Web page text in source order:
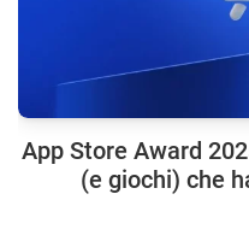
App Store Award
(e giochi) che